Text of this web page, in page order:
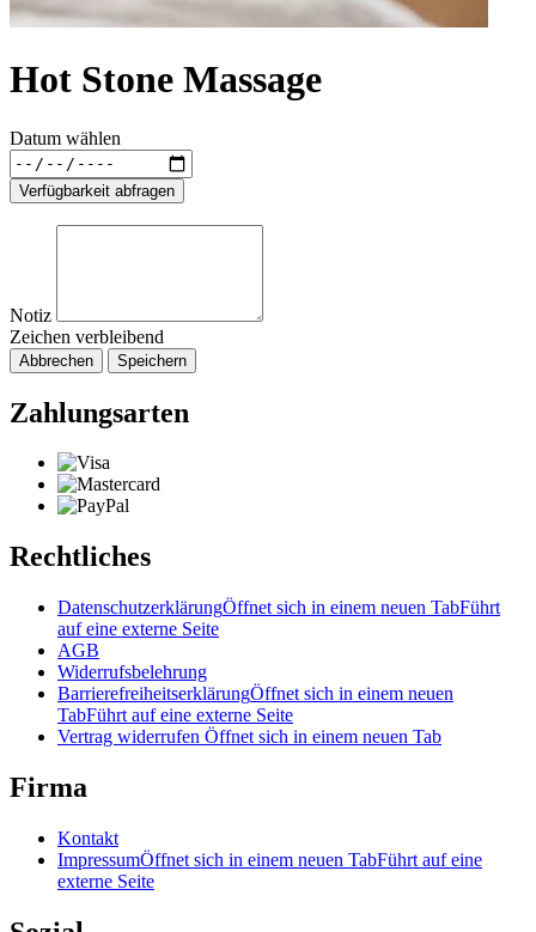
Hot Stone Massage
Datum wählen
Verfügbarkeit abfragen
Notiz
Zeichen verbleibend
Abbrechen Speichern
Zahlungsarten
Rechtliches
DatenschutzerklärungÖffnet sich in einem neuen TabFührt
auf eine externe Seite
AGB
Widerrufsbelehrung
BarrierefreiheitserklärungÖffnet sich in einem neuen
TabFührt auf eine externe Seite
Vertrag widerrufen Öffnet sich in einem neuen Tab
Firma
Kontakt
ImpressumÖffnet sich in einem neuen TabFührt auf eine
externe Seite